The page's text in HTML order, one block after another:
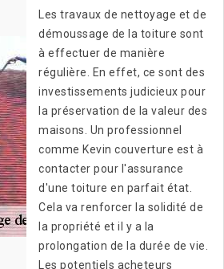
Les travaux de nettoyage et de
démoussage de la toiture sont
à effectuer de manière
régulière. En effet, ce sont des
investissements judicieux pour
la préservation de la valeur des
maisons. Un professionnel
comme Kevin couverture est à
contacter pour l'assurance
d'une toiture en parfait état.
Cela va renforcer la solidité de
la propriété et il y a la
prolongation de la durée de vie.
Les potentiels acheteurs